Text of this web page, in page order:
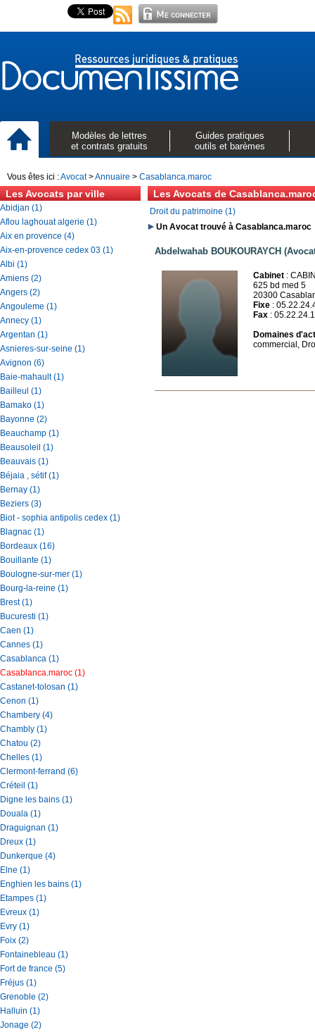
Modèles de lettres
et contrats gratuits
Guides pratiques
outils et barèmes
Vous êtes ici :Avocat>Annuaire > Casablanca.maroc
Les Avocats par ville
Abidjan (1)
Aflou laghouat algerie (1)
Aix en provence (4)
Aix-en-provence cedex 03 (1)
Albi (1)
Amiens (2)
Angers (2)
Angouleme (1)
Annecy (1)
Argentan (1)
Asnieres-sur-seine (1)
Avignon (6)
Baie-mahault (1)
Bailleul (1)
Bamako (1)
Bayonne (2)
Beauchamp (1)
Beausoleil (1)
Beauvais (1)
Béjaia , sétif (1)
Bernay (1)
Beziers (3)
Biot - sophia antipolis cedex (1)
Blagnac (1)
Bordeaux (16)
Bouillante (1)
Boulogne-sur-mer (1)
Bourg-la-reine (1)
Brest (1)
Bucuresti (1)
Caen (1)
Cannes (1)
Casablanca (1)
Casablanca.maroc (1)
Castanet-tolosan (1)
Cenon (1)
Chambery (4)
Chambly (1)
Chatou (2)
Chelles (1)
Clermont-ferrand (6)
Créteil (1)
Digne les bains (1)
Douala (1)
Draguignan (1)
Dreux (1)
Dunkerque (4)
Elne (1)
Enghien les bains (1)
Etampes (1)
Evreux (1)
Evry (1)
Foix (2)
Fontainebleau (1)
Fort de france (5)
Fréjus (1)
Grenoble (2)
Halluin (1)
Jonage (2)
Les Avocats de
Droit du patrimoine (1)
Un Avocat trouvé à Casablanca.maroc
Abdelwahab BOUKOURAYCH
Cabinet :
625 bd med 5
20300
Fixe :
Fax :
Domaines
commercial,